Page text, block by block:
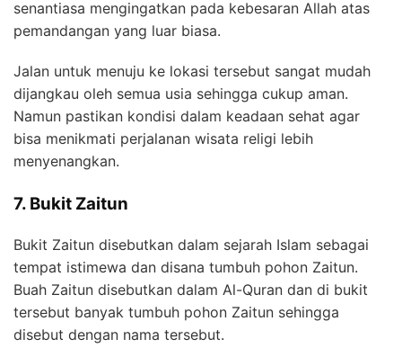
senantiasa mengingatkan pada kebesaran Allah atas
pemandangan yang luar biasa.
Jalan untuk menuju ke lokasi tersebut sangat mudah
dijangkau oleh semua usia sehingga cukup aman.
Namun pastikan kondisi dalam keadaan sehat agar
bisa menikmati perjalanan wisata religi lebih
menyenangkan.
7. Bukit Zaitun
Bukit Zaitun disebutkan dalam sejarah Islam sebagai
tempat istimewa dan disana tumbuh pohon Zaitun.
Buah Zaitun disebutkan dalam Al-Quran dan di bukit
tersebut banyak tumbuh pohon Zaitun sehingga
disebut dengan nama tersebut.